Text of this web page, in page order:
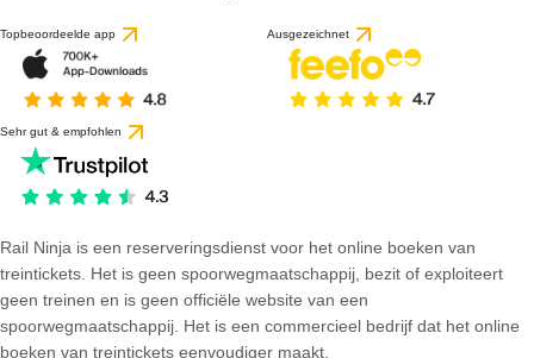
Topbeoordeelde app Ausgezeichnet
Sehr gut & empfohlen
Rail Ninja is een reserveringsdienst voor het online boeken van
treintickets. Het is geen spoorwegmaatschappij, bezit of exploiteert
geen treinen en is geen officiële website van een
spoorwegmaatschappij. Het is een commercieel bedrijf dat het online
boeken van treintickets eenvoudiger maakt.